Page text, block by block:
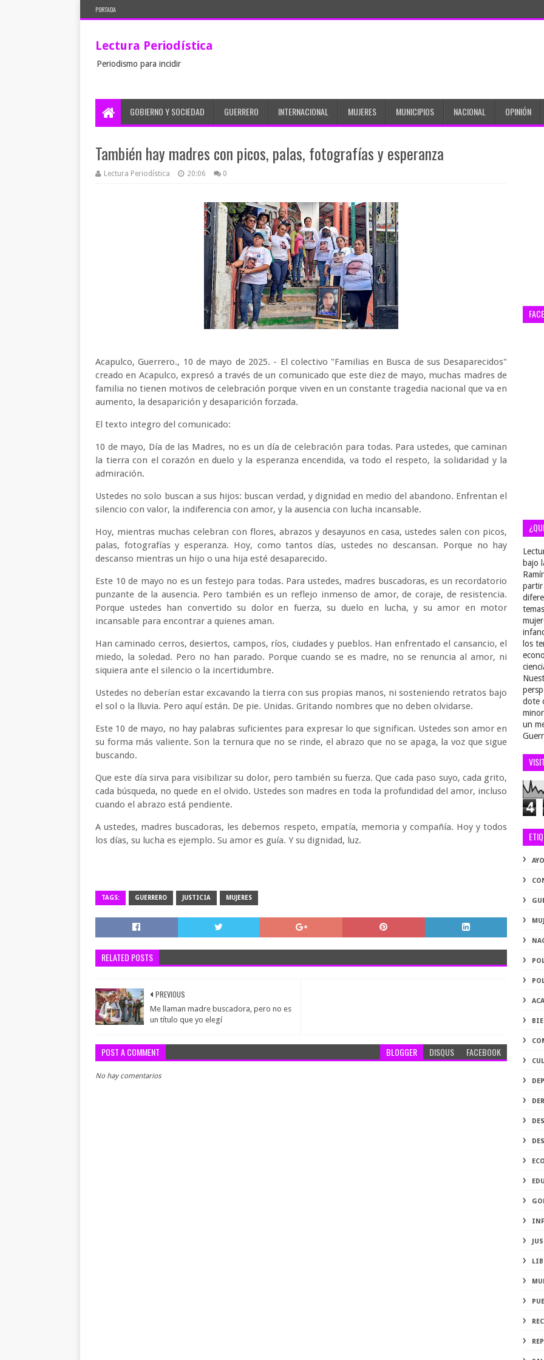
PORTADA
Lectura Periodística
Periodismo para incidir
GOBIERNO Y SOCIEDAD GUERRERO INTERNACIONAL MUJERES MUNICIPIOS NACIONAL OPINIÓN
También hay madres con picos, palas, fotografías y esperanza
Lectura Periodística 20:06 0
Acapulco, Guerrero., 10 de mayo de 2025. - El colectivo "Familias en Busca de sus Desaparecidos"
creado en Acapulco, expresó a través de un comunicado que este diez de mayo, muchas madres de
familia no tienen motivos de celebración porque viven en un constante tragedia nacional que va en
aumento, la desaparición y desaparición forzada.
El texto integro del comunicado:
10 de mayo, Día de las Madres, no es un día de celebración para todas. Para ustedes, que caminan
la tierra con el corazón en duelo y la esperanza encendida, va todo el respeto, la solidaridad y la
admiración.
Ustedes no solo buscan a sus hijos: buscan verdad, y dignidad en medio del abandono. Enfrentan el
silencio con valor, la indiferencia con amor, y la ausencia con lucha incansable.
Hoy, mientras muchas celebran con flores, abrazos y desayunos en casa, ustedes salen con picos,
palas, fotografías y esperanza. Hoy, como tantos días, ustedes no descansan. Porque no hay
descanso mientras un hijo o una hija esté desaparecido.
Este 10 de mayo no es un festejo para todas. Para ustedes, madres buscadoras, es un recordatorio
punzante de la ausencia. Pero también es un reflejo inmenso de amor, de coraje, de resistencia.
Porque ustedes han convertido su dolor en fuerza, su duelo en lucha, y su amor en motor
incansable para encontrar a quienes aman.
Han caminado cerros, desiertos, campos, ríos, ciudades y pueblos. Han enfrentado el cansancio, el
miedo, la soledad. Pero no han parado. Porque cuando se es madre, no se renuncia al amor, ni
siquiera ante el silencio o la incertidumbre.
Ustedes no deberían estar excavando la tierra con sus propias manos, ni sosteniendo retratos bajo
el sol o la lluvia. Pero aquí están. De pie. Unidas. Gritando nombres que no deben olvidarse.
Este 10 de mayo, no hay palabras suficientes para expresar lo que significan. Ustedes son amor en
su forma más valiente. Son la ternura que no se rinde, el abrazo que no se apaga, la voz que sigue
buscando.
Que este día sirva para visibilizar su dolor, pero también su fuerza. Que cada paso suyo, cada grito,
cada búsqueda, no quede en el olvido. Ustedes son madres en toda la profundidad del amor, incluso
cuando el abrazo está pendiente.
A ustedes, madres buscadoras, les debemos respeto, empatía, memoria y compañía. Hoy y todos
los días, su lucha es ejemplo. Su amor es guía. Y su dignidad, luz.
TAGS: GUERRERO JUSTICIA MUJERES
RELATED POSTS
PREVIOUS
Me llaman madre buscadora, pero no es
un título que yo elegí
POST A COMMENT BLOGGER DISQUS FACEBOOK
No hay comentarios
bajo
partir
los
dote
un
4